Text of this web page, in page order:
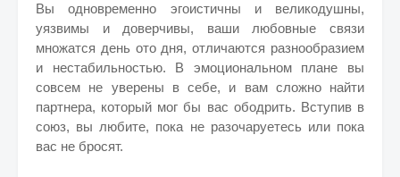
Вы одновременно эгоистичны и великодушны,
уязвимы и доверчивы, ваши любовные связи
множатся день ото дня, отличаются разнообразием
и нестабильностью. В эмоциональном плане вы
совсем не уверены в себе, и вам сложно найти
партнера, который мог бы вас ободрить. Вступив в
союз, вы любите, пока не разочаруетесь или пока
вас не бросят.